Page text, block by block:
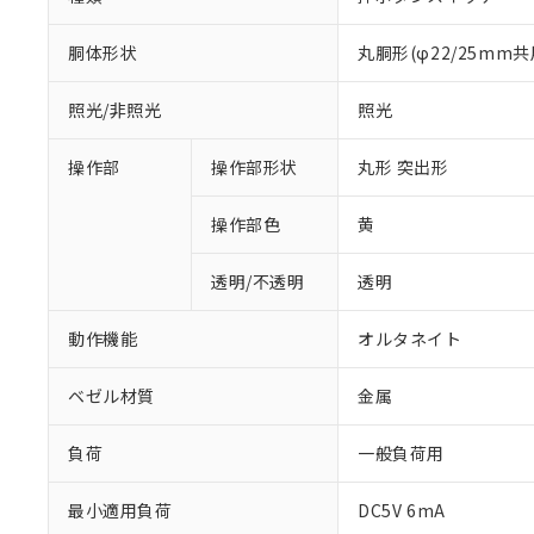
胴体形状 丸胴形(φ22/25mm共
照光/非照光 照光
操作部 操作部形状 丸形 突出形
操作部色 黄
透明/不透明 透明
動作機能 オルタネイト
ベゼル材質 金属
負荷 一般負荷用
最小適用負荷 DC5V 6mA
※1 対応状況